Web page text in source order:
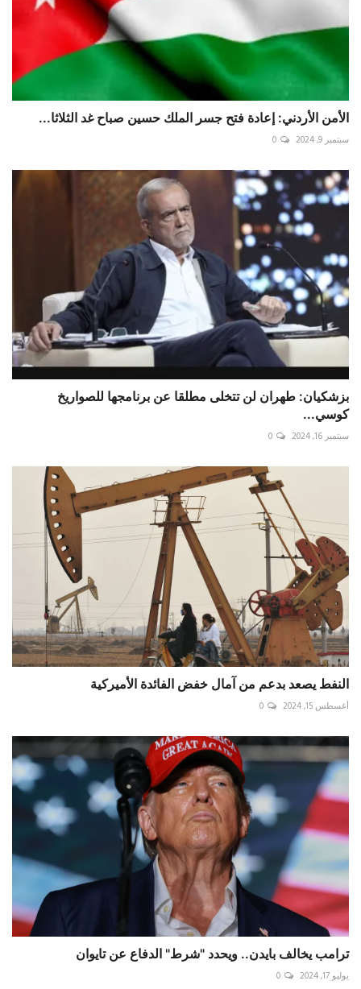
الأمن الأردني: إعادة فتح جسر الملك حسين صباح غد الثلاثا...
سبتمبر 9, 2024 0
بزشكيان: طهران لن تتخلى مطلقا عن برنامجها للصواريخ
كوسي...
سبتمبر 16, 2024 0
النفط يصعد بدعم من آمال خفض الفائدة الأميركية
أغسطس 15, 2024 0
ترامب يخالف بايدن.. ويحدد "شرط" الدفاع عن تايوان
يوليو 17, 2024 0